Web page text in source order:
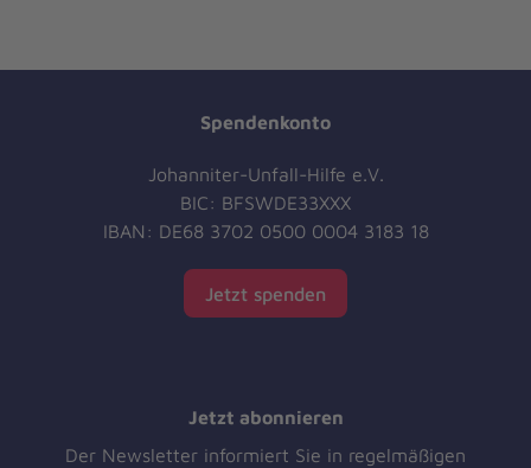
Spendenkonto
Johanniter-Unfall-Hilfe e.V.
BIC: BFSWDE33XXX
IBAN: DE68 3702 0500 0004 3183 18
Jetzt spenden
Jetzt abonnieren
Der Newsletter informiert Sie in regelmäßigen